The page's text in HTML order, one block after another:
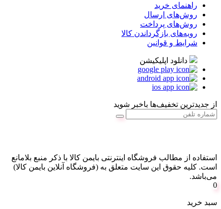
راهنمای خرید
روش‌های ارسال
روش‌های پرداخت
رویه‌های بازگرداندن کالا
شرایط و قوانین
دانلود اپلیکیشن
از جدیدترین تخفیف‌ها باخبر شوید
استفاده از مطالب فروشگاه اینترنتی بایمن کالا با ذکر منبع بلامانع
است. کليه حقوق اين سايت متعلق به (فروشگاه آنلاین بایمن کالا)
می‌باشد.
0
سبد خرید